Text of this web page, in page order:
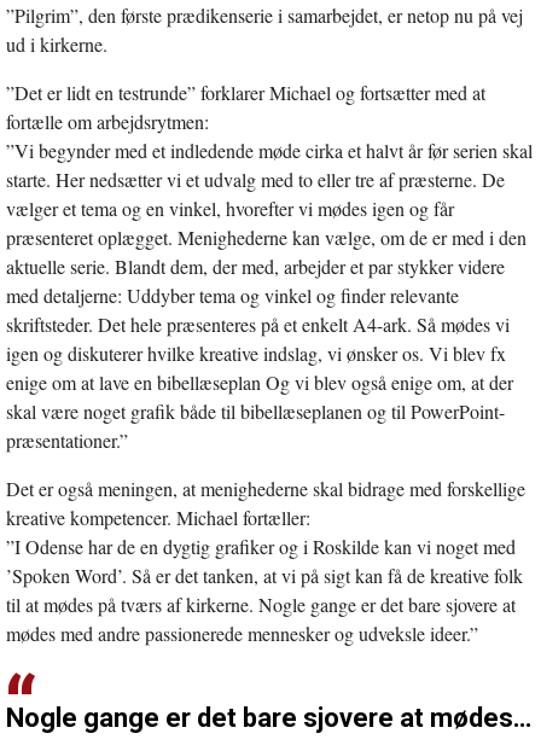
”Pilgrim”, den første prædikenserie i samarbejdet, er netop nu på vej
ud i kirkerne.
”Det er lidt en testrunde” forklarer Michael og fortsætter med at
fortælle om arbejdsrytmen:
”Vi begynder med et indledende møde cirka et halvt år før serien skal
starte. Her nedsætter vi et udvalg med to eller tre af præsterne. De
vælger et tema og en vinkel, hvorefter vi mødes igen og får
præsenteret oplægget. Menighederne kan vælge, om de er med i den
aktuelle serie. Blandt dem, der med, arbejder et par stykker videre
med detaljerne: Uddyber tema og vinkel og finder relevante
skriftsteder. Det hele præsenteres på et enkelt A4-ark. Så mødes vi
igen og diskuterer hvilke kreative indslag, vi ønsker os. Vi blev fx
enige om at lave en bibellæseplan Og vi blev også enige om, at der
skal være noget grafik både til bibellæseplanen og til PowerPoint-
præsentationer.”
Det er også meningen, at menighederne skal bidrage med forskellige
kreative kompetencer. Michael fortæller:
”I Odense har de en dygtig grafiker og i Roskilde kan vi noget med
’Spoken Word’. Så er det tanken, at vi på sigt kan få de kreative folk
til at mødes på tværs af kirkerne. Nogle gange er det bare sjovere at
mødes med andre passionerede mennesker og udveksle ideer.”
Nogle gange er det bare sjovere at mødes…